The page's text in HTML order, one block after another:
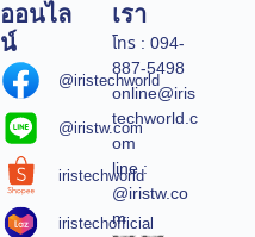
ออนไล
น์
@iristechworld
@iristw.com
iristechworld
iristechofficial
เรา
โทร : 094-
887-5498
online@iris
techworld.c
om
line :
@iristw.co
m